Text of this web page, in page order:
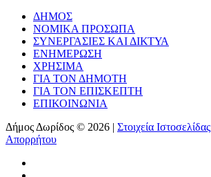
ΔΗΜΟΣ
ΝΟΜΙΚΑ ΠΡΟΣΩΠΑ
ΣΥΝΕΡΓΑΣΙΕΣ ΚΑΙ ΔΙΚΤΥΑ
ΕΝΗΜΕΡΩΣΗ
ΧΡΗΣΙΜΑ
ΓΙΑ ΤΟΝ ΔΗΜΟΤΗ
ΓΙΑ ΤΟΝ ΕΠΙΣΚΕΠΤΗ
ΕΠΙΚΟΙΝΩΝΙΑ
Δήμος Δωρίδος © 2026 | Στοιχεία Ιστοσελίδας
Απορρήτου